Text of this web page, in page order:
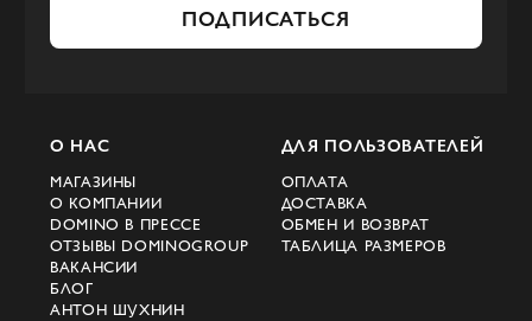
ПОДПИСАТЬСЯ
О НАС
МАГАЗИНЫ
О КОМПАНИИ
DOMINO В ПРЕССЕ
ОТЗЫВЫ DOMINOGROUP
ВАКАНСИИ
БЛОГ
АНТОН ШУХНИН
ДЛЯ ПОЛЬЗОВАТЕЛЕЙ
ОПЛАТА
ДОСТАВКА
ОБМЕН И ВОЗВРАТ
ТАБЛИЦА РАЗМЕРОВ